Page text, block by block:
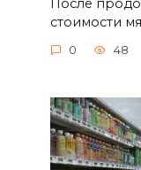
После
стоимости
0 48